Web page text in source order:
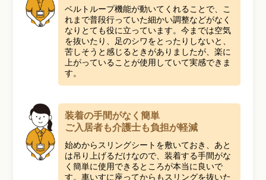
ベルトループ機能が動いてくれることで、こ
れまで普段行っていた細かい調整などがなく
なりとても役に立っています。今までは空気
を抜いたり、足のシワをとったりしないと、
苦しそうと感じるときがありましたが、楽に
上がっていることが使用していて実感できま
す。
装着の手間がなく簡単
ご入居者も介護士も負担が軽減
始めからスリングシートを敷いておき、あと
は吊り上げるだけなので、装着する手間がな
く簡単に使用できるところが本当に良いで
す。車いすに座ってからもスリングを抜いた